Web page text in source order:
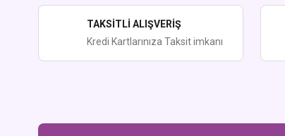
Ürün fiyatı diğer sitelerden daha pahalı.
Bu ürüne benzer farklı alternatifler olmalı.
TAKSİTLİ ALIŞVERİŞ
Kredi Kartlarınıza Taksit imkanı